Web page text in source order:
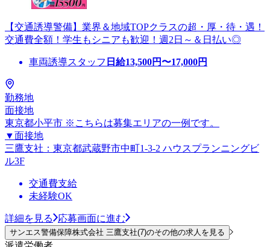
【交通誘導警備】業界＆地域TOPクラスの超・厚・待・遇！
交通費全額！学生もシニアも歓迎！週2日～＆日払い◎
車両誘導スタッフ 日給13,500円〜17,000円
勤務地
面接地
東京都小平市 ※こちらは募集エリアの一例です。
▼面接地
三鷹支社：東京都武蔵野市中町1-3-2 ハウスプランニングビ
ル3F
交通費支給
未経験OK
詳細を見る 応募画面に進む
サンエス警備保障株式会社 三鷹支社(7)のその他の求人を見る